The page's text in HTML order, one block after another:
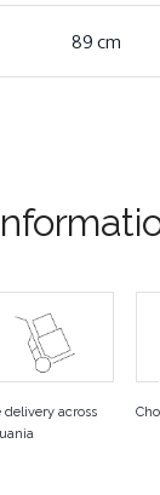
89 cm
delivery across